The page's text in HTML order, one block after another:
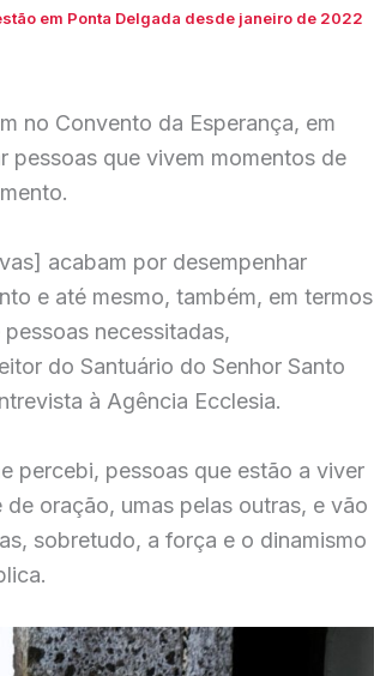
em Ponta Delgada desde janeiro de 2022
no Convento da Esperança, em
pessoas que vivem momentos de
acabam por desempenhar
e até mesmo, também, em termos
necessitadas,
do Santuário do Senhor Santo
à Agência Ecclesia.
percebi, pessoas que estão a viver
oração, umas pelas outras, e vão
sobretudo, a força e o dinamismo